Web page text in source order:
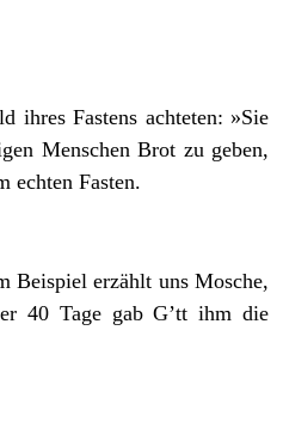
ihres Fastens achteten: »Sie
Menschen Brot zu geben,
echten Fasten.
Beispiel erzählt uns Mosche,
40 Tage gab G’tt ihm die